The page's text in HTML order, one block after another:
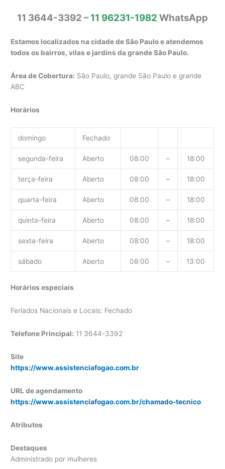
11 3644-3392 –11 96231-1982 WhatsApp
Estamos localizados na cidade de São Paulo e atendemos
todos os bairros, vilas e jardins da grande São Paulo.
Área de Cobertura: São Paulo, grande São Paulo e grande
ABC
Horários
domingo Fechado
segunda-feira Aberto 08:00 – 18:00
terça-feira Aberto 08:00 – 18:00
quarta-feira Aberto 08:00 – 18:00
quinta-feira Aberto 08:00 – 18:00
sexta-feira Aberto 08:00 – 18:00
sábado Aberto 08:00 – 13:00
Horários especiais
Feriados Nacionais e Locais: Fechado
Telefone Principal: 11 3644-3392
Site
https://www.assistenciafogao.com.br
URL de agendamento
https://www.assistenciafogao.com.br/chamado-tecnico
Atributos
Destaques
Administrado por mulheres